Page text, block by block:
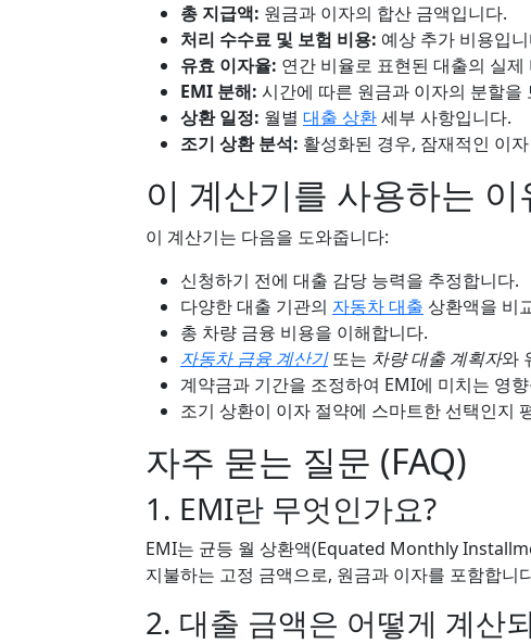
총 지급액: 원금과 이자의 합산 금액입니다.
처리 수수료 및 보험 비용: 예상 추가 비용입
유효 이자율: 연간 비율로 표현된 대출의 실제
EMI 분해: 시간에 따른 원금과 이자의 분할을
상환 일정: 월별 대출 상환세부 사항입니다.
조기 상환 분석: 활성화된 경우, 잠재적인 이
이 계산기를 사용하는
이 계산기는 다음을 도와줍니다:
신청하기 전에 대출 감당 능력을 추정합니다.
다양한 대출 기관의 자동차 대출 상환액을 비
총 차량 금융 비용을 이해합니다.
자동차 금융 계산기또는 차량 대출 계획자와
계약금과 기간을 조정하여 EMI에 미치는 영
조기 상환이 이자 절약에 스마트한 선택인지
자주 묻는 질문 (FAQ)
1. EMI란 무엇인가요?
EMI는 균등 월 상환액(Equated Monthly
지불하는 고정 금액으로, 원금과 이자를 포함합니
2. 대출 금액은 어떻게 계산